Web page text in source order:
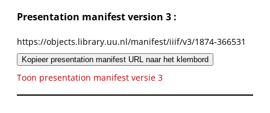
Presentation manifest version 3 :
https://objects.library.uu.nl/manifest/iiif/v3/1874-366531
Kopieer presentation manifest URL naar het klembord
Toon presentation manifest versie 3